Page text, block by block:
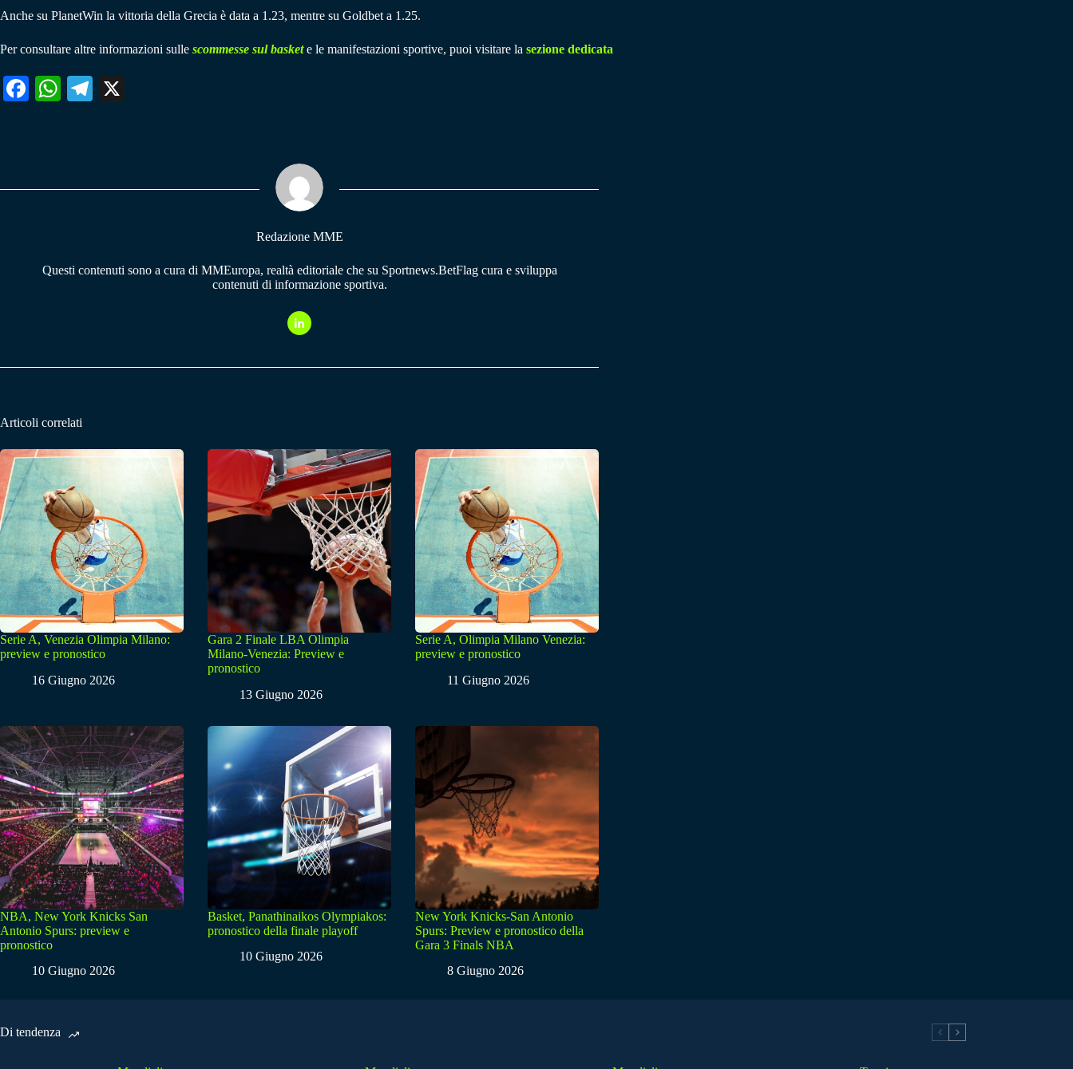
Anche su PlanetWin la vittoria della Grecia è data a 1.23, mentre su Goldbet a 1.25.
Per consultare altre informazioni sulle scommesse sul baskete le manifestazioni sportive, puoi visitare la sezione dedicata
Fa W
pp
Te
m
Redazione MME
Questi contenuti sono a cura di MMEuropa, realtà editoriale che su Sportnews.BetFlag cura e sviluppa
contenuti di informazione sportiva.
Articoli correlati
Serie A, Venezia Olimpia Milano:
preview e pronostico
16 Giugno 2026
Gara 2 Finale LBA Olimpia
Milano-Venezia: Preview e
pronostico
13 Giugno 2026
Serie A, Olimpia Milano Venezia:
preview e pronostico
11 Giugno 2026
NBA, New York Knicks San
Antonio Spurs: preview e
pronostico
10 Giugno 2026
Basket, Panathinaikos Olympiakos:
pronostico della finale playoff
10 Giugno 2026
New York Knicks-San Antonio
Spurs: Preview e pronostico della
Gara 3 Finals NBA
8 Giugno 2026
Di tendenza